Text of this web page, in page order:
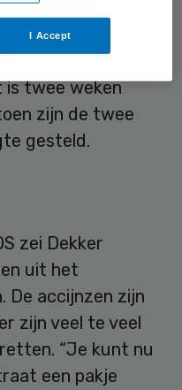
of je nog wel bij
die beaamt
negatief is
twee weken
zijn de twee
gesteld.
zei Dekker
uit het
De accijnzen zijn
zijn veel te veel
“Je kunt nu
een pakje
I Accept